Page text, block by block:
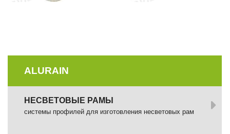
ALURAIN
НЕСВЕТОВЫЕ РАМЫ
системы профилей для изготовления несветовых рам